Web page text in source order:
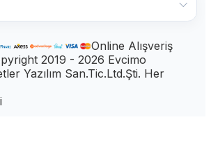
Online Alışveriş
2019 - 2026 Evcimo
Yazılım San.Tic.Ltd.Şti. Her